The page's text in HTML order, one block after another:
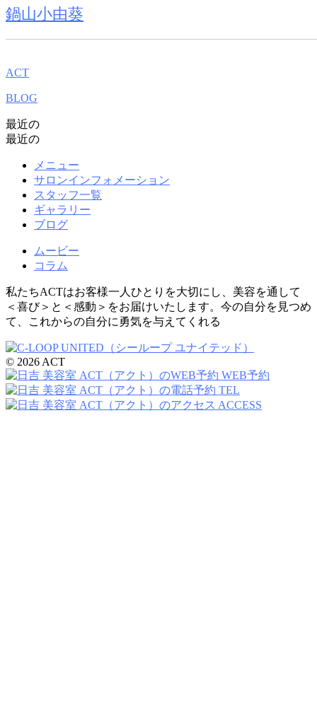
鍋山小由葵
ACT
BLOG
最近の
最近の
メニュー
サロンインフォメーション
スタッフ一覧
ギャラリー
ブログ
ムービー
コラム
私たちACTはお客様一人ひとりを大切にし、美容を通して
＜喜び＞と＜感動＞をお届けいたします。今の自分を見つめ
て、これからの自分に勇気を与えてくれる
© 2026 ACT
WEB予約
TEL
ACCESS